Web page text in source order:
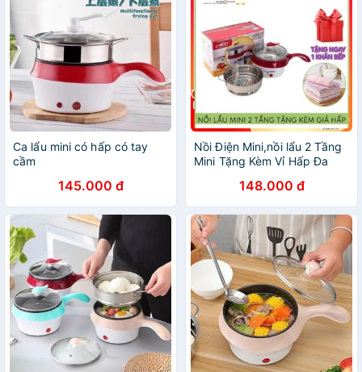
Ca lẩu mini có hấp có tay
cầm
145.000 đ
Nồi Điện Mini,nồi lẩu 2 Tầng
Mini Tặng Kèm Vỉ Hấp Đa
Siêu Tiện Dụng
148.000 đ